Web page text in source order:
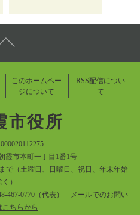
このホームペー
ジについて
RSS配信につい
て
市役所
霞市本町一丁目1番1号
で（土曜日、日曜日、祝日、年末年始
く）
467-0770（代表）
メールでのお問い
こちらから